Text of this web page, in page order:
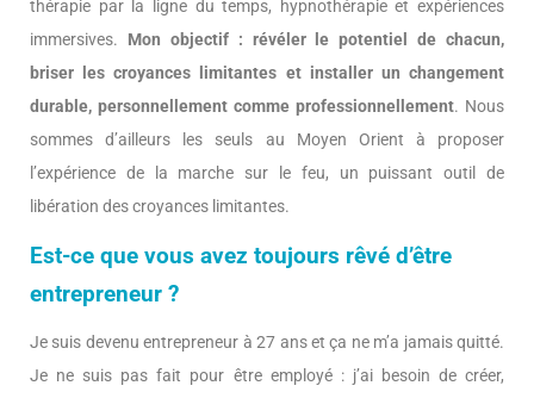
thérapie par la ligne du temps, hypnothérapie et expériences
immersives. Mon objectif : révéler le potentiel de chacun,
briser les croyances limitantes et installer un changement
durable, personnellement comme professionnellement. Nous
sommes d’ailleurs les seuls au Moyen Orient à proposer
l’expérience de la marche sur le feu, un puissant outil de
libération des croyances limitantes.
Est-ce que vous avez toujours rêvé d’être
entrepreneur ?
Je suis devenu entrepreneur à 27 ans et ça ne m’a jamais quitté.
Je ne suis pas fait pour être employé : j’ai besoin de créer,